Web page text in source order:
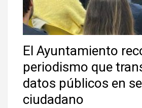
El Ayuntamiento
periodismo que
datos públicos en
ciudadano